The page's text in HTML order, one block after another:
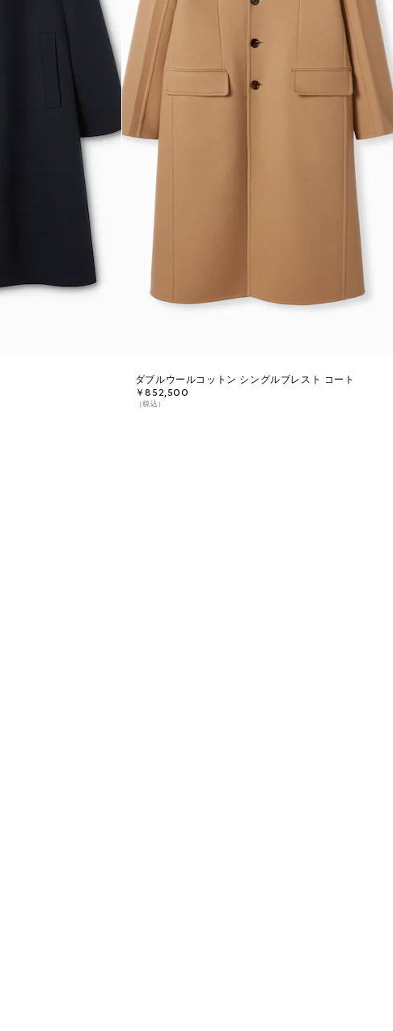
ダブルウールコットン シングルブレスト コート
￥852,500
（税込）